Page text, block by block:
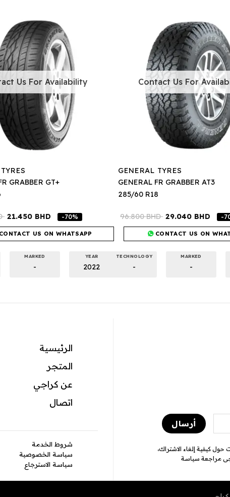
Contact Us For
GENERAL TYRES
GENERAL FR GRABBER AT3
285/60 R18
96.800BHD 29.040 BHD -
CONTACT US ON
MARKED
-
TECHNOLOGY
-
Us For Availability
GRABBER GT+
21.450 BHD -70%
US ON WHATSAPP
YEAR
2022
MARKED
-
كيفية إلغاء الاشتراك،
مراجعة سياسة
الرئيسية
المتجر
عن كراجي
اتصال
شروط الخدمة
سياسة الخصوصية
سياسة الاسترجاع